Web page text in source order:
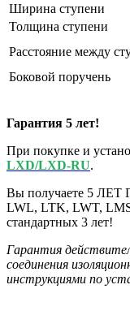
Ширина ступени
Толщина ступени
Расстояние между
Боковой поручень
Гарантия 5 лет!
При покупке и
LXD/LXD-RU.
Вы получаете 5 ЛЕТ
LWL, LTK, LWT,
стандартных 3 лет!
Гарантия
соединения
инструкциями по